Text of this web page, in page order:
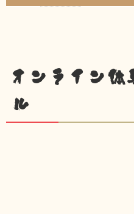
オンライン体
ル